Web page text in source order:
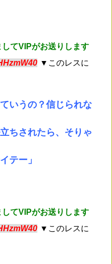
てVIPがお送りします
▼このレスに
いうの？信じられな
ちされたら、そりゃ
テー」
てVIPがお送りします
▼このレスに